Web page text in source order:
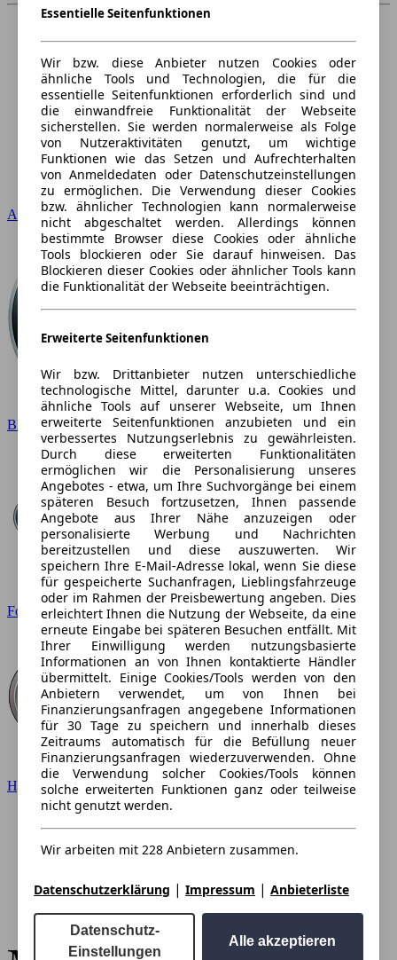
Audi
BMW
Ford
Hyundai
Essentielle Seitenfunktionen
Wir bzw. diese Anbieter nutzen Cookies oder
ähnliche Tools und Technologien, die für die
essentielle Seitenfunktionen erforderlich sind und
die einwandfreie Funktionalität der Webseite
sicherstellen. Sie werden normalerweise als Folge
von Nutzeraktivitäten genutzt, um wichtige
Funktionen wie das Setzen und Aufrechterhalten
von Anmeldedaten oder Datenschutzeinstellungen
zu ermöglichen. Die Verwendung dieser Cookies
bzw. ähnlicher Technologien kann normalerweise
nicht abgeschaltet werden. Allerdings können
bestimmte Browser diese Cookies oder ähnliche
Tools blockieren oder Sie darauf hinweisen. Das
Blockieren dieser Cookies oder ähnlicher Tools kann
die Funktionalität der Webseite beeinträchtigen.
Erweiterte Seitenfunktionen
Wir bzw. Drittanbieter nutzen unterschiedliche
technologische Mittel, darunter u.a. Cookies und
ähnliche Tools auf unserer Webseite, um Ihnen
erweiterte Seitenfunktionen anzubieten und ein
verbessertes Nutzungserlebnis zu gewährleisten.
Durch diese erweiterten Funktionalitäten
ermöglichen wir die Personalisierung unseres
Angebotes - etwa, um Ihre Suchvorgänge bei einem
späteren Besuch fortzusetzen, Ihnen passende
Angebote aus Ihrer Nähe anzuzeigen oder
personalisierte Werbung und Nachrichten
bereitzustellen und diese auszuwerten. Wir
speichern Ihre E-Mail-Adresse lokal, wenn Sie diese
für gespeicherte Suchanfragen, Lieblingsfahrzeuge
oder im Rahmen der Preisbewertung angeben. Dies
erleichtert Ihnen die Nutzung der Webseite, da eine
erneute Eingabe bei späteren Besuchen entfällt. Mit
Ihrer Einwilligung werden nutzungsbasierte
Informationen an von Ihnen kontaktierte Händler
übermittelt. Einige Cookies/Tools werden von den
Anbietern verwendet, um von Ihnen bei
Finanzierungsanfragen angegebene Informationen
für 30 Tage zu speichern und innerhalb dieses
Zeitraums automatisch für die Befüllung neuer
Finanzierungsanfragen wiederzuverwenden. Ohne
die Verwendung solcher Cookies/Tools können
solche erweiterten Funktionen ganz oder teilweise
nicht genutzt werden.
Wir arbeiten mit 228 Anbietern zusammen.
Datenschutzerklärung | Impressum | Anbieterliste
Datenschutz-
Einstellungen
Alle akzeptieren